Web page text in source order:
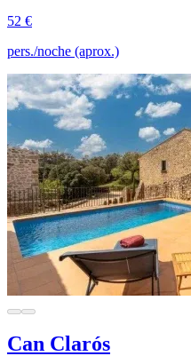
52 €
pers./noche (aprox.)
Can Clarós